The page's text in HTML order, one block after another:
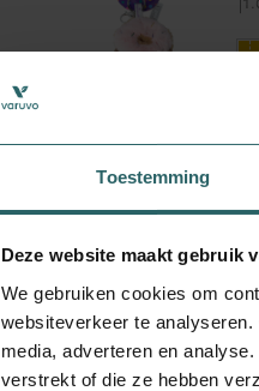
Toestemming
Deze website maakt gebruik
We gebruiken cookies om
websiteverkeer te
media, adverteren en
verstrekt of die ze hebben